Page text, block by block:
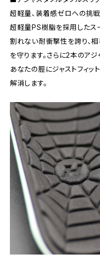
超軽量、装着感ゼロへの挑戦
超軽量PS樹脂を採用したス
割れない耐衝撃性を誇り、
を守ります。さらに2本のアジ
あなたの脛にジャストフィ
解消します。